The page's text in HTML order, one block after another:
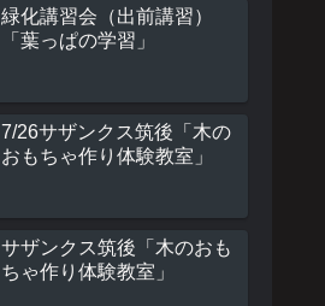
緑化講習会（出前講習）
「葉っぱの学習」
7/26サザンクス筑後「木の
おもちゃ作り体験教室」
サザンクス筑後「木のおも
ちゃ作り体験教室」